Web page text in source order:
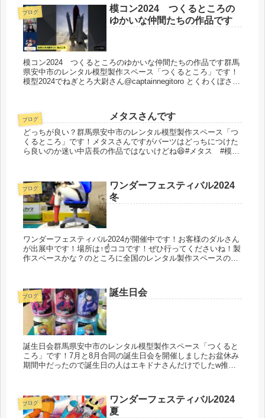
ブログ
模コン2024 つくるところの
ゆかいな仲間たちの作品です
模コン2024 つくるところのゆかいな仲間たちの作品です群馬
県安中市のレンタル模型製作スペース「つくるところ」です！
模型2024でねぎとろ大尉さん@captainnegitoro とくわくぼさん
ブログ メタスさんです
どっちが良い？群馬県安中市のレンタル模型製作スペース「つ
くるところ」です！メタスさんですがパーツはどっちにつけた
ら良いのか迷い中店長の作品ではないけどね😆#メタス #模
ブログ
ワンダーフェスティバル2024
冬
ワンダーフェスティバル2024が開催中です！お客様のダルさん
が出展中です！場所は↑☝ココです！ぜひ行ってくださいね！製
作スペースかな？のところに全国のレンタル製作スペースの掲
ブログ 誕生日会
誕生日会群馬県安中市のレンタル模型製作スペース「つくると
ころ」です！7月と8月合同の誕生日会を開催しましたお盆休み
期間中だったので誕生日の人はエキドナさんだけでしたw推し
ブログ
ワンダーフェスティバル2024
夏